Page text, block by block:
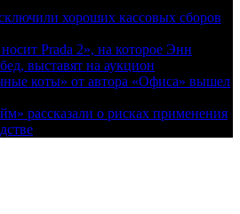
хороших кассовых сборов
Prada 2», на которое Энн
выставят на аукцион
коты» от автора «Офиса» вышел
рассказали о рисках применения